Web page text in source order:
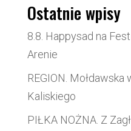
Ostatnie wpisy
8.8. Happysad na
Arenie
REGION.
Kaliskiego
PIŁKA NOŻNA. Z